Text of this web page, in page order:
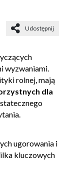
Udostępnij
wyzwaniami.
rolnej, mają
dla
ugorowania i
kluczowych